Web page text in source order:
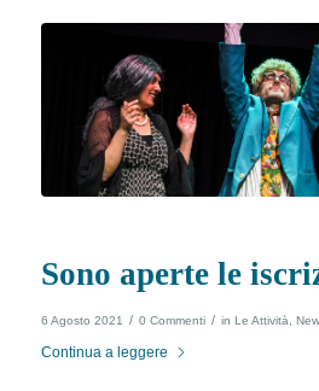
Sono aperte le
6 Agosto 2021 / 0 Commenti / in Le Attività,
Continua a leggere